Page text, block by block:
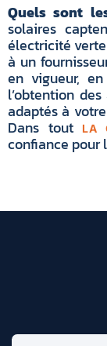
Quels sont
solaires
électricité
à un
en vigueur,
l’obtention
adaptés à
Dans tout LA
confiance pour